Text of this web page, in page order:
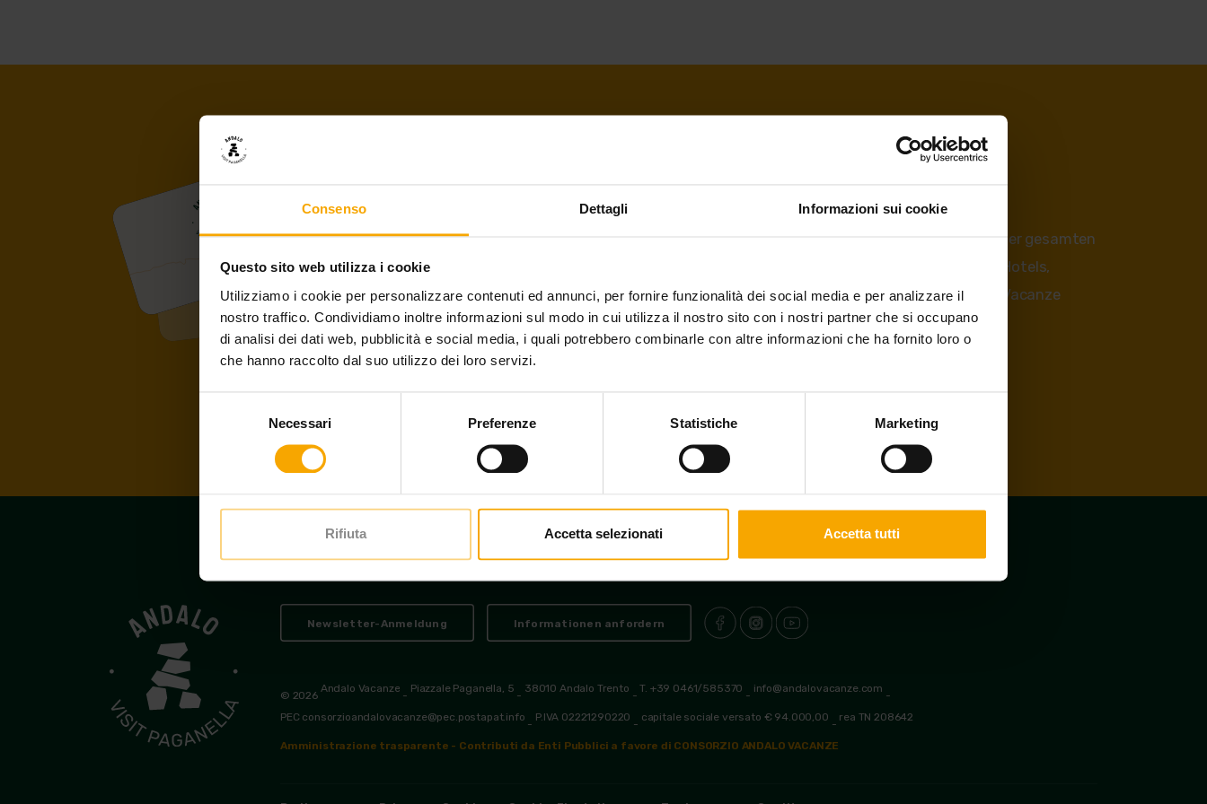
Consenso Dettagli Informazioni sui cookie
Questo sito web utilizza i cookie
Utilizziamo i cookie per personalizzare contenuti ed annunci, per fornire funzionalità dei social media e per analizzare il
nostro traffico. Condividiamo inoltre informazioni sul modo in cui utilizza il nostro sito con i nostri partner che si occupano
di analisi dei dati web, pubblicità e social media, i quali potrebbero combinarle con altre informazioni che ha fornito loro o
che hanno raccolto dal suo utilizzo dei loro servizi.
Necessari Preferenze Statistiche Marketing
Rifiuta Accetta selezionati Accetta tutti
Die Servicekarte bietet Ihnen zahlreiche Ermäßigungen und Vorteile
auf der gesamten
Paganella-Hochebene, in Andalo, Molveno und Fai della Paganella. Alle die in den Hotels,
Ferienwohnungen und Appartements übernachten, die dem Konsortium Andalo Vacanze
angeschlossen sind, erhalten die Karte kostenlos.
Newsletter-Anmeldung Informationen anfordern
© 2026
Andalo Vacanze
-
Piazzale Paganella, 5
-
38010 Andalo Trento
-
T. +39 0461/585370
-
info@andalovacanze.com
-
PEC consorzioandalovacanze@pec.postapat.info
-
P.IVA 02221290220
-
capitale sociale versato € 94.000,00
-
rea TN 208642
Amministrazione trasparente - Contributi da Enti Pubblici a favore di CONSORZIO ANDALO VACANZE